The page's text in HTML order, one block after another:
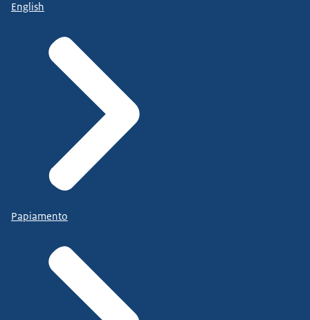
English
Papiamento